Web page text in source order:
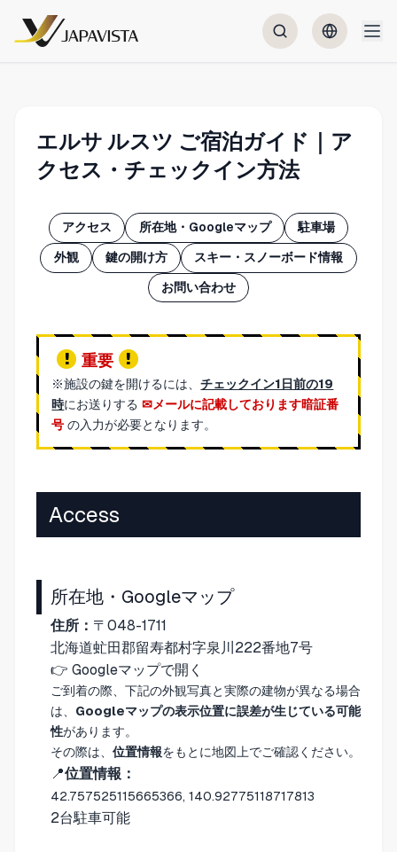
エルサ ルスツ ご宿泊ガイド｜ア
クセス・チェックイン方法
アクセス 所在地・Googleマップ 駐車場
外観 鍵の開け方 スキー・スノーボード情報
お問い合わせ
重要
※施設の鍵を開けるには、チェックイン1日前の19
時にお送りする
メールに記載しております暗証番
号 の入力が必要となります。
Access
所在地・Googleマップ
住所： 〒048-1711
北海道虻田郡留寿都村字泉川222番地7号
👉 Googleマップで開く
ご到着の際、下記の外観写真と実際の建物が異なる場合
は、 Googleマップの表示位置に誤差が生じている可能
性があります。
その際は、 位置情報をもとに地図上でご確認ください。
📍位置情報：
42.757525115665366, 140.92775118717813
2台駐車可能